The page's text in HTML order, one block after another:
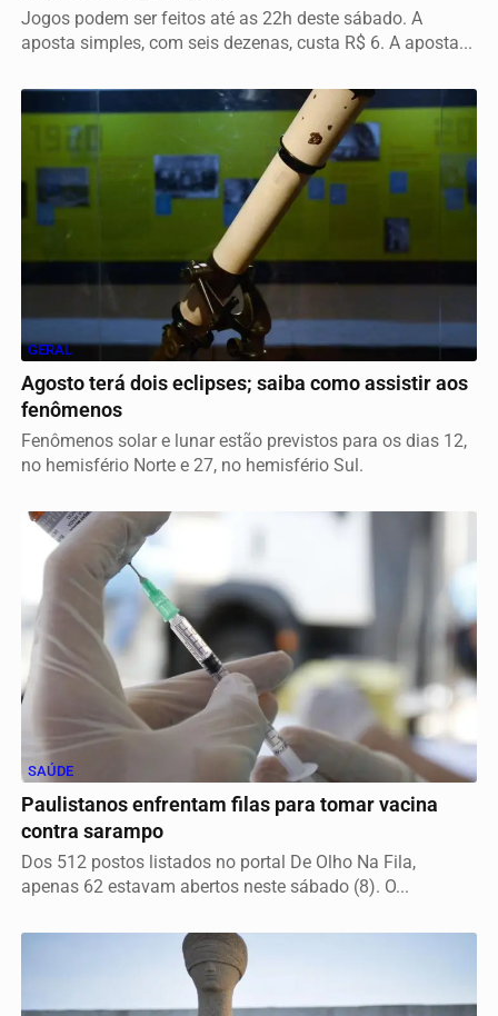
Jogos podem ser feitos até as 22h deste sábado. A
aposta simples, com seis dezenas, custa R$ 6. A aposta...
GERAL
Agosto terá dois eclipses; saiba como assistir aos
fenômenos
Fenômenos solar e lunar estão previstos para os dias 12,
no hemisfério Norte e 27, no hemisfério Sul.
SAÚDE
Paulistanos enfrentam filas para tomar vacina
contra sarampo
Dos 512 postos listados no portal De Olho Na Fila,
apenas 62 estavam abertos neste sábado (8). O...